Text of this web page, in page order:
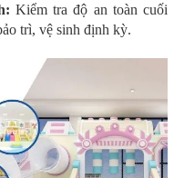
Kiểm tra độ an toàn cuối
trì, vệ sinh định kỳ.